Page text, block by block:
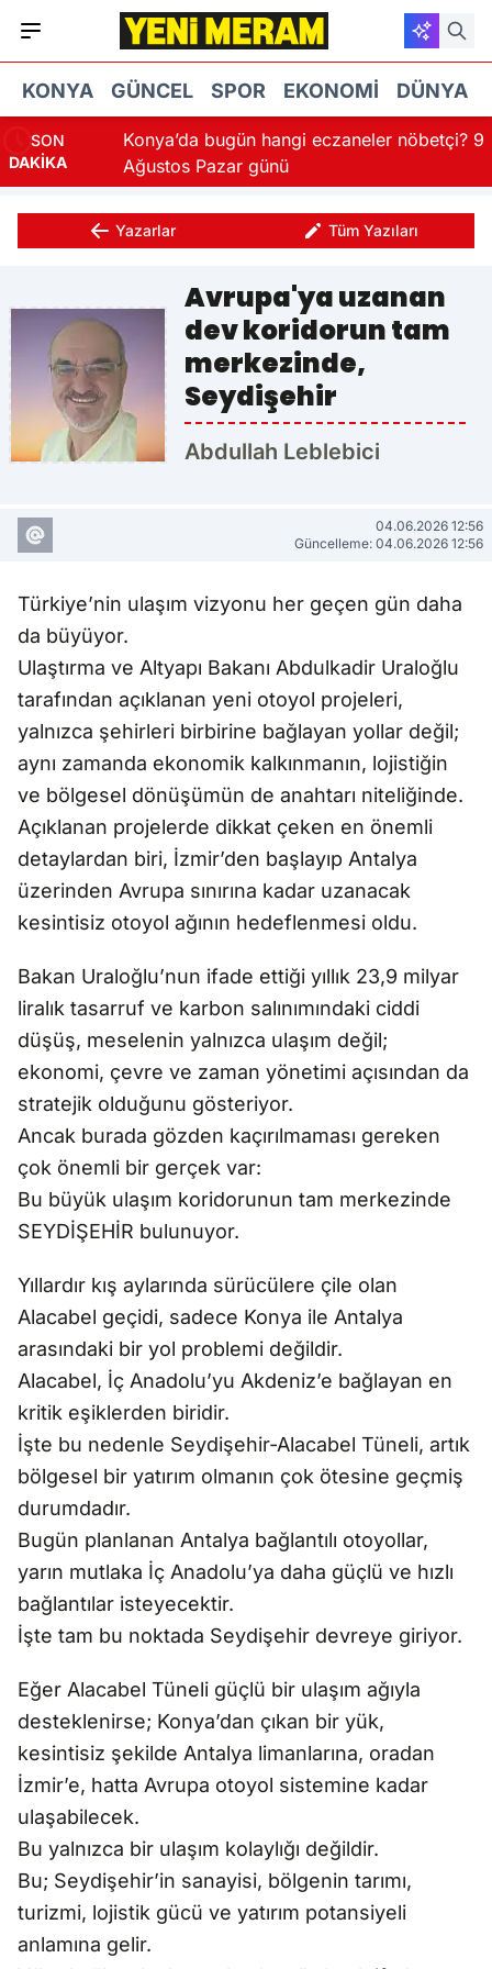
KONYA GÜNCEL SPOR EKONOMI DÜNYA
SON
DAKİKA
Konya’da bugün hangi eczaneler nöbetçi? 9
Ağustos Pazar günü
Yazarlar Tüm Yazıları
Avrupa'ya uzanan
dev koridorun tam
merkezinde,
Seydişehir
Abdullah Leblebici
04.06.2026 12:56
Güncelleme: 04.06.2026 12:56
Türkiye’nin ulaşım vizyonu her geçen gün daha
da büyüyor.
Ulaştırma ve Altyapı Bakanı Abdulkadir Uraloğlu
tarafından açıklanan yeni otoyol projeleri,
yalnızca şehirleri birbirine bağlayan yollar değil;
aynı zamanda ekonomik kalkınmanın, lojistiğin
ve bölgesel dönüşümün de anahtarı niteliğinde.
Açıklanan projelerde dikkat çeken en önemli
detaylardan biri, İzmir’den başlayıp Antalya
üzerinden Avrupa sınırına kadar uzanacak
kesintisiz otoyol ağının hedeflenmesi oldu.
Bakan Uraloğlu’nun ifade ettiği yıllık 23,9 milyar
liralık tasarruf ve karbon salınımındaki ciddi
düşüş, meselenin yalnızca ulaşım değil;
ekonomi, çevre ve zaman yönetimi açısından da
stratejik olduğunu gösteriyor.
Ancak burada gözden kaçırılmaması gereken
çok önemli bir gerçek var:
Bu büyük ulaşım koridorunun tam merkezinde
SEYDİŞEHİR bulunuyor.
Yıllardır kış aylarında sürücülere çile olan
Alacabel geçidi, sadece Konya ile Antalya
arasındaki bir yol problemi değildir.
Alacabel, İç Anadolu’yu Akdeniz’e bağlayan en
kritik eşiklerden biridir.
İşte bu nedenle Seydişehir-Alacabel Tüneli, artık
bölgesel bir yatırım olmanın çok ötesine geçmiş
durumdadır.
Bugün planlanan Antalya bağlantılı otoyollar,
yarın mutlaka İç Anadolu’ya daha güçlü ve hızlı
bağlantılar isteyecektir.
İşte tam bu noktada Seydişehir devreye giriyor.
Eğer Alacabel Tüneli güçlü bir ulaşım ağıyla
desteklenirse; Konya’dan çıkan bir yük,
kesintisiz şekilde Antalya limanlarına, oradan
İzmir’e, hatta Avrupa otoyol sistemine kadar
ulaşabilecek.
Bu yalnızca bir ulaşım kolaylığı değildir.
Bu; Seydişehir’in sanayisi, bölgenin tarımı,
turizmi, lojistik gücü ve yatırım potansiyeli
anlamına gelir.